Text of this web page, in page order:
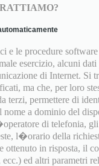
e le procedure
esercizio, alcuni
di Internet. Si
ma che, per loro
terzi, permettere di
a dominio del
di telefonia,
l�orario della
ottenuto in risposta, il
ecc.) ed altri parametri